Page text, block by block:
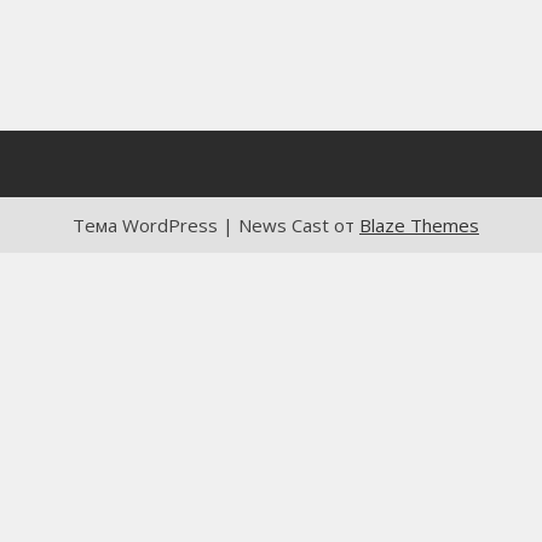
Тема WordPress | News Cast от Blaze Themes